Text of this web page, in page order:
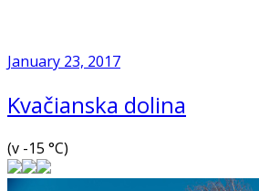
January 23, 2017
Kvačianska dolina
(v -15 °C)